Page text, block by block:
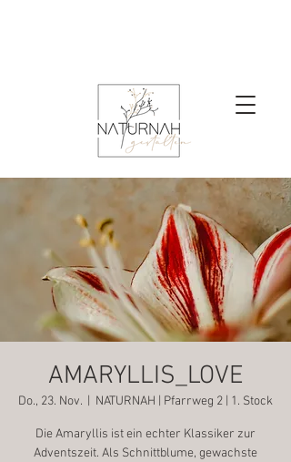
AMARYLLIS_LOVE
Do., 23. Nov. NATURNAH | Pfarrweg 2 | 1. Stock
Die Amaryllis ist ein echter Klassiker zur
Adventszeit. Als Schnittblume, gewachste